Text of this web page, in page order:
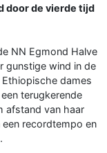
door de vierde tijd
NN Egmond Halve
gunstige wind in de
dames
terugkerende
afstand van haar
recordtempo en